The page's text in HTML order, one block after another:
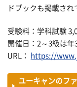
ドブックも掲載され
受験料：学科試験
開催日：2～3級は年
URL：
https://
ユーキャンのフ